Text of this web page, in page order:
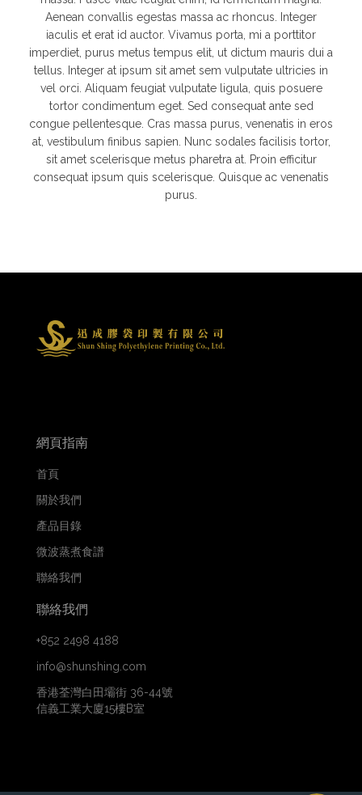
Aenean convallis egestas massa ac rhoncus. Integer
iaculis et erat id auctor. Vivamus porta, mi a porttitor
imperdiet, purus metus tempus elit, ut dictum mauris dui a
tellus. Integer at ipsum sit amet sem vulputate ultricies in
vel orci. Aliquam feugiat vulputate ligula, quis posuere
tortor condimentum eget. Sed consequat ante sed
congue pellentesque. Cras massa purus, venenatis in eros
at, vestibulum finibus sapien. Nunc sodales facilisis tortor,
sit amet scelerisque metus pharetra at. Proin efficitur
consequat ipsum quis scelerisque. Quisque ac venenatis
purus.
網頁指南
首頁
關於我們
產品目錄
微波蒸煮食譜
聯絡我們
聯絡我們
+852 2498 4188
info@shunshing.com
香港荃灣白田壩街 36-44號
信義工業大廈15樓B室